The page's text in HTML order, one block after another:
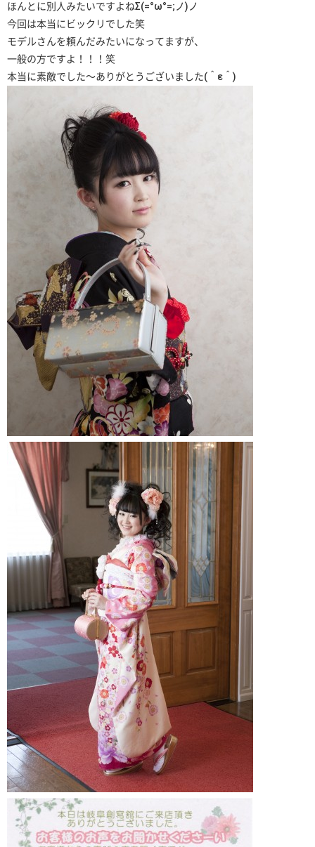
ほんとに別人みたいですよねΣ(=°ω°=;ノ)ノ
今回は本当にビックリでした笑
モデルさんを頼んだみたいになってますが、
一般の方ですよ！！！笑
本当に素敵でした～ありがとうございました(＾ε＾)